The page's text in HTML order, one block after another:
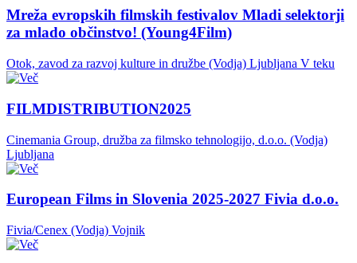
Mreža evropskih filmskih festivalov Mladi selektorji
za mlado občinstvo! (Young4Film)
Otok, zavod za razvoj kulture in družbe (Vodja) Ljubljana V teku
FILMDISTRIBUTION2025
Cinemania Group, družba za filmsko tehnologijo, d.o.o. (Vodja)
Ljubljana
European Films in Slovenia 2025-2027 Fivia d.o.o.
Fivia/Cenex (Vodja) Vojnik